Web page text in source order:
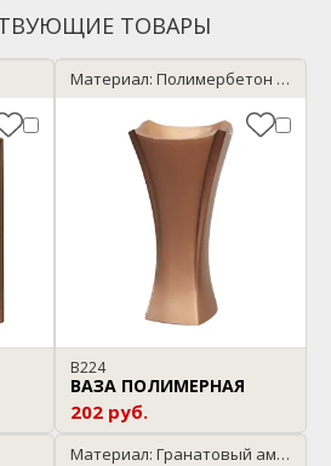
ТОВАРЫ
Материал: Полимербетон / бронза
В224
ВАЗА ПОЛИМЕРНАЯ
202 руб.
Материал: Гранатовый амфиболит